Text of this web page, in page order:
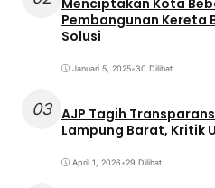
Pembangunan Kereta
Solusi
Januari 5, 2025•30 Dilihat
03 AJP Tagih
Lampung Barat, Kritik
April 1, 2026•29 Dilihat